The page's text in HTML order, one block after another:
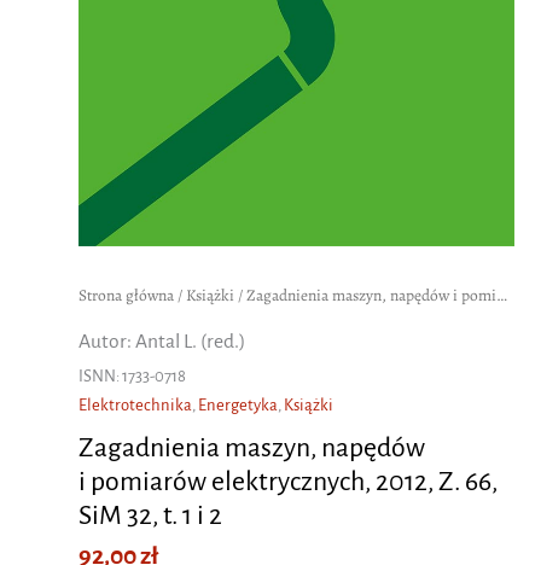
Strona główna/ Książki / Zagadnienia maszyn, napędów i pomiarów elektrycznych, 2012, Z. 66, SiM 32, t. 1 i 2
Autor: Antal L. (red.)
ISNN: 1733-0718
Elektrotechnika Energetyka Książki
Zagadnienia maszyn, napędów
i pomiarów elektrycznych, 2012, Z. 66,
SiM 32, t. 1 i 2
92,00zł